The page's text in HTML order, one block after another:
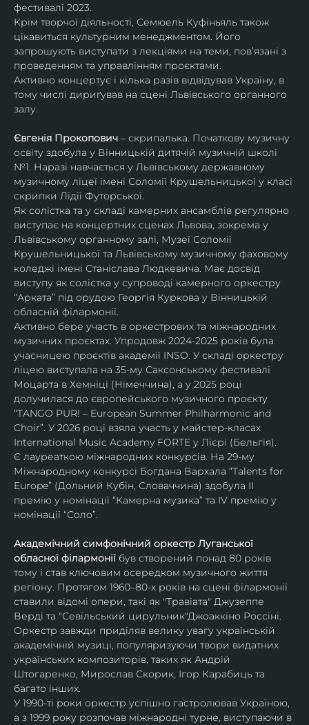
фестивалі 2023.
Крім творчої діяльності, Семюель Куфіньяль також
цікавиться культурним менеджментом. Його
запрошують виступати з лекціями на теми, пов’язані з
проведенням та управлінням проєктами.
Активно концертує і кілька разів відвідував Україну, в
тому числі дириґував на сцені Львівського органного
залу.
Євгенія Прокопович – скрипалька. Початкову музичну
освіту здобула у Вінницькій дитячій музичній школі
№1. Наразі навчається у Львівському державному
музичному ліцеї імені Соломії Крушельницької у класі
скрипки Лідії Футорської.
Як солістка та у складі камерних ансамблів регулярно
виступає на концертних сценах Львова, зокрема у
Львівському органному залі, Музеї Соломії
Крушельницької та Львівському музичному фаховому
коледжі імені Станіслава Людкевича. Має досвід
виступу як солістка у супроводі камерного оркестру
“Арката” під орудою Георгія Куркова у Вінницькій
обласній філармонії.
Активно бере участь в оркестрових та міжнародних
музичних проєктах. Упродовж 2024-2025 років була
учасницею проєктів академії INSO. У складі оркестру
ліцею виступала на 35-му Саксонському фестивалі
Моцарта в Хемніці (Німеччина), а у 2025 році
долучилася до європейського музичного проєкту
“TANGO PUR! – European Summer Philharmonic and
Choir”. У 2026 році взяла участь у майстер-класах
International Music Academy FORTE у Лієрі (Бельгія).
Є лауреаткою міжнародних конкурсів. На 29-му
Міжнародному конкурсі Богдана Вархала “Talents for
Europe” (Дольний Кубін, Словаччина) здобула ІІ
премію у номінації “Камерна музика” та IV премію у
номінації “Соло”.
Академічний симфонічний оркестр Луганської
обласної філармонії був створений понад 80 років
тому і став ключовим осередком музичного життя
регіону. Протягом 1960–80-х років на сцені філармонії
ставили відомі опери, такі як "Травіата" Джузеппе
Верді та "Севільський цирульник"Джоаккіно Россіні.
Оркестр завжди приділяв велику увагу українській
академічній музиці, популяризуючи твори видатних
українських композиторів, таких як Андрій
Штогаренко, Мирослав Скорик, Ігор Карабиць та
багато інших.
У 1990-ті роки оркестр успішно гастролював Україною,
а з 1999 року розпочав міжнародні турне, виступаючи в